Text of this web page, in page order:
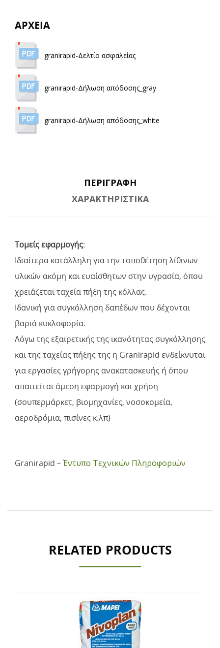
ΑΡΧΕΙΑ
granirapid-Δελτίο ασφαλείας
granirapid-Δήλωση απόδοσης_gray
granirapid-Δήλωση απόδοσης_white
ΠΕΡΙΓΡΑΦΉ
ΧΑΡΑΚΤΗΡΙΣΤΙΚΆ
Τομείς εφαρμογής:
Ιδιαίτερα κατάλληλη για την τοποθέτηση λίθινων
υλικών ακόμη και ευαίσθητων στην υγρασία, όπου
χρειάζεται ταχεία πήξη της κόλλας.
Ιδανική για συγκόλληση δαπέδων που δέχονται
βαριά κυκλοφορία.
Λόγω της εξαιρετικής της ικανότητας συγκόλλησης
και της ταχείας πήξης της η Granirapid ενδείκνυται
για εργασίες γρήγορης ανακατασκευής ή όπου
απαιτείται άμεση εφαρμογή και χρήση
(σουπερμάρκετ, βιομηχανίες, νοσοκομεία,
αεροδρόμια, πισίνες κ.λπ)
Granirapid –Έντυπο Τεχνικών Πληροφοριών
RELATED PRODUCTS